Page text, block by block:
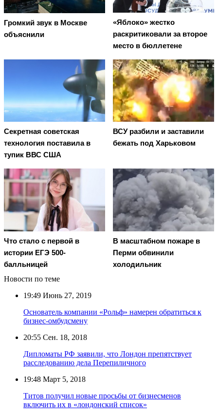
Громкий звук в Москве
объяснили
«Яблоко» жестко
раскритиковали за второе
место в бюллетене
Секретная советская
технология поставила в
тупик ВВС США
ВСУ разбили и заставили
бежать под Харьковом
Что стало с первой в
истории ЕГЭ 500-
балльницей
В масштабном пожаре в
Перми обвинили
холодильник
Новости по теме
19:49 Июнь 27, 2019
Основатель компании «Рольф» намерен обратиться к
бизнес-омбудсмену
20:55 Сен. 18, 2018
Дипломаты РФ заявили, что Лондон препятствует
расследованию дела Перепиличного
19:48 Март 5, 2018
Титов получил новые просьбы от бизнесменов
включить их в «лондонский список»